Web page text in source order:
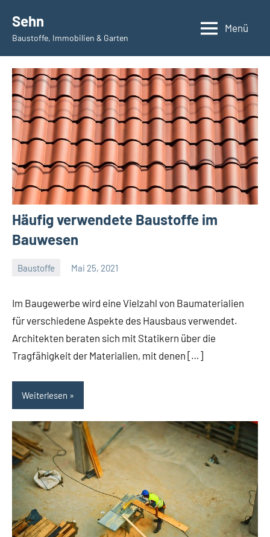
Inhalt
springen
Sehn
Baustoffe, Immobilien & Garten
Menü
Häufig verwendete Baustoffe im
Bauwesen
Baustoffe Mai 25, 2021
Im Baugewerbe wird eine Vielzahl von Baumaterialien
für verschiedene Aspekte des Hausbaus verwendet.
Architekten beraten sich mit Statikern über die
Tragfähigkeit der Materialien, mit denen […]
Weiterlesen